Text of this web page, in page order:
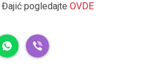
pogledajte OVDE